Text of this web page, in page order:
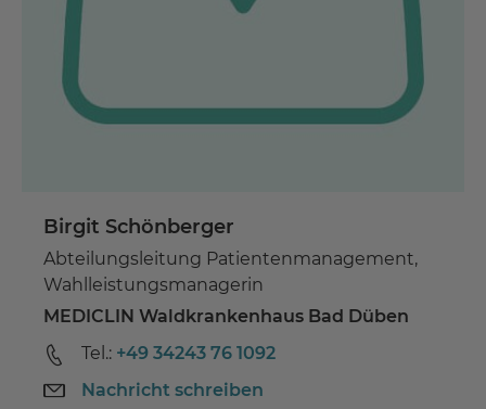
Birgit Schönberger
Abteilungsleitung Patientenmanagement,
Wahlleistungsmanagerin
MEDICLIN Waldkrankenhaus Bad Düben
Tel.: +49 34243 76 1092
Nachricht schreiben